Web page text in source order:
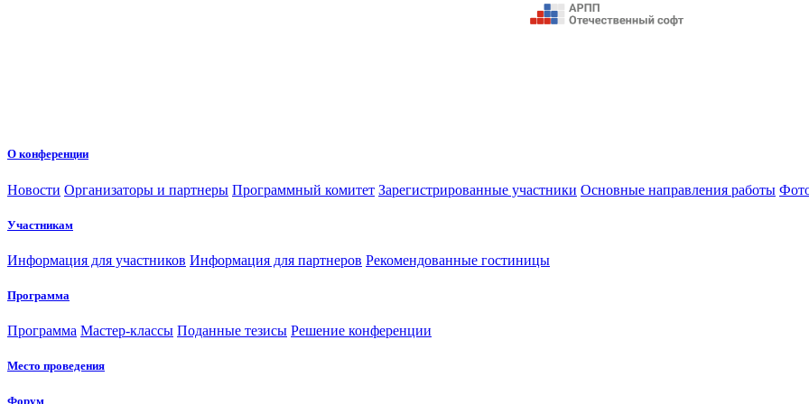
О конференции
Новости Организаторы и партнеры Программный комитет Зарегистрированные участники Основные направления работы
Участникам
Информация для участников Информация для партнеров Рекомендованные гостиницы
Программа
Программа Мастер-классы Поданные тезисы Решение конференции
Место проведения
Форум